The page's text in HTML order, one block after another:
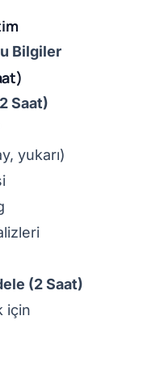
Bilgiler
Saat)
yukarı)
(2 Saat)
için